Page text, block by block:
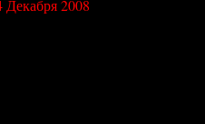
Декабря 2008